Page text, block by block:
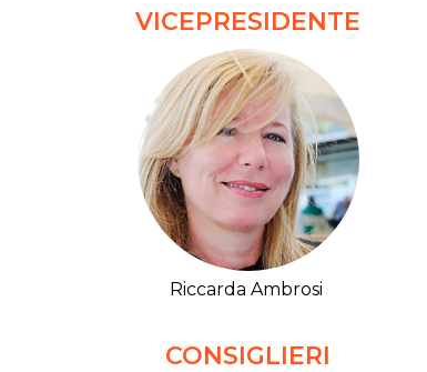
VICEPRESIDENTE
Riccarda Ambrosi
CONSIGLIERI